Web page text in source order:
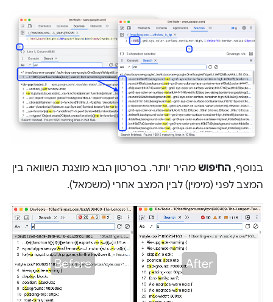
בנוסף, החיפוש מהיר יותר. בסרטון הבא מוצגת השוואה בין
המצב לפני (מימין) לבין המצב אחרי (משמאל).